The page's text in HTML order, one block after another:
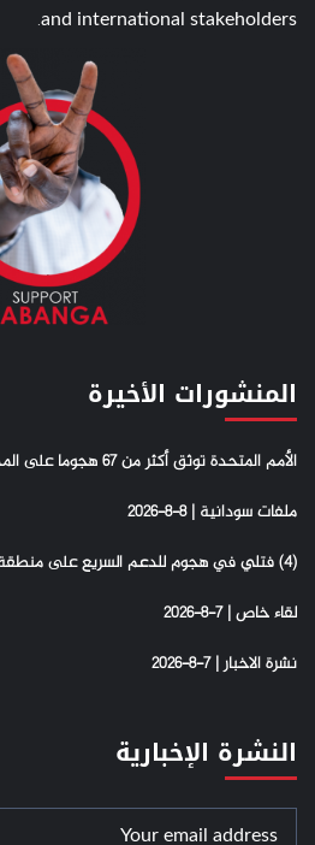
and international stakeholders.
المنشورات الأخيرة
الأمم المتحدة توثق أكثر من 67 هجوما على المدارس في السودان
ملفات سودانية | 8-8-2026
(4) فتلي في هجوم للدعم السريع على منطقة (التميد) شمال كردفان
لقاء خاص | 7-8-2026
نشرة الاخبار | 7-8-2026
النشرة الإخبارية